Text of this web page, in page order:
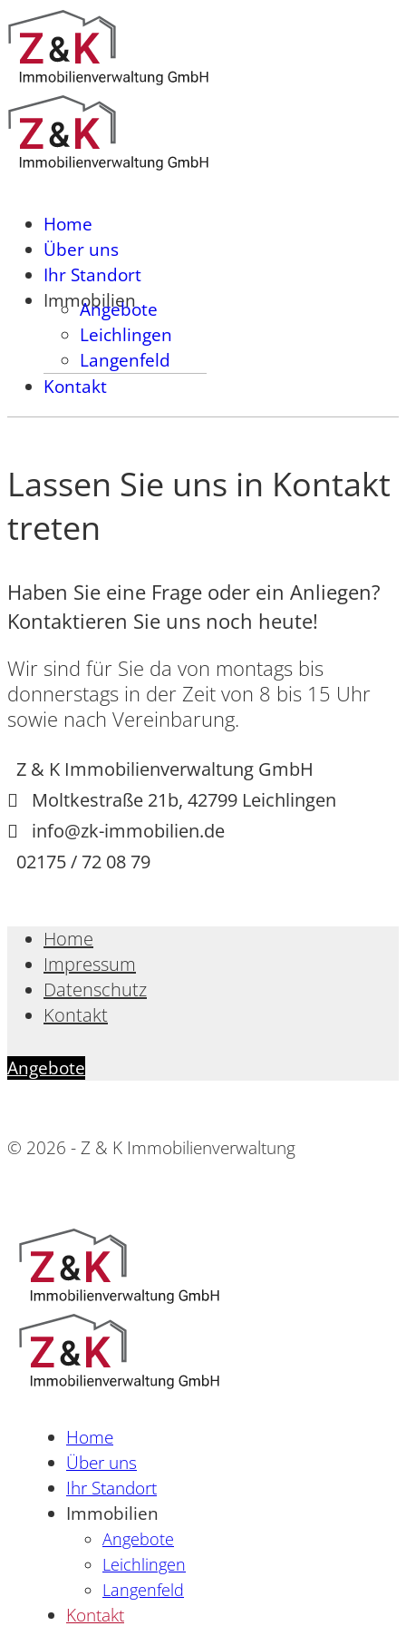
Home
Über uns
Ihr Standort
Immobilien
Angebote
Leichlingen
Langenfeld
Kontakt
Lassen Sie uns in Kontakt
treten
Haben Sie eine Frage oder ein Anliegen?
Kontaktieren Sie uns noch heute!
Wir sind für Sie da von montags bis
donnerstags in der Zeit von 8 bis 15 Uhr
sowie nach Vereinbarung.
Z & K Immobilienverwaltung GmbH
Moltkestraße 21b, 42799 Leichlingen
info@zk-immobilien.de
02175 / 72 08 79
Home
Impressum
Datenschutz
Kontakt
Angebote
© 2026 - Z & K Immobilienverwaltung
Home
Über uns
Ihr Standort
Immobilien
Angebote
Leichlingen
Langenfeld
Kontakt